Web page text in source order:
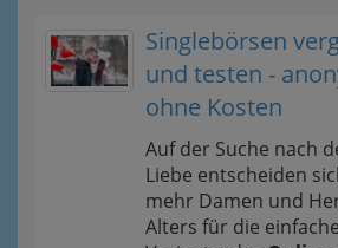
Singlebörsen
und testen -
ohne Kosten
Auf der Suche nach
Liebe entscheiden
mehr Damen und
Alters für die